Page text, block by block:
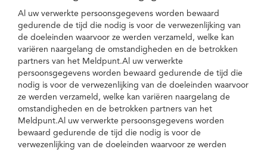
Al uw verwerkte persoonsgegevens worden bewaard
gedurende de tijd die nodig is voor de verwezenlijking van
de doeleinden waarvoor ze werden verzameld, welke kan
variëren naargelang de omstandigheden en de betrokken
partners van het Meldpunt.Al uw verwerkte
persoonsgegevens worden bewaard gedurende de tijd die
nodig is voor de verwezenlijking van de doeleinden waarvoor
ze werden verzameld, welke kan variëren naargelang de
omstandigheden en de betrokken partners van het
Meldpunt.Al uw verwerkte persoonsgegevens worden
bewaard gedurende de tijd die nodig is voor de
verwezenlijking van de doeleinden waarvoor ze werden